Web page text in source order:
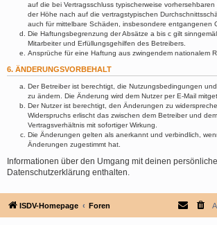
auf die bei Vertragsschluss typischerweise
der Höhe nach auf die vertragstypischen
auch für mittelbare Schäden, insbesondere entgangenen
Die Haftungsbegrenzung der Absätze a bis c gilt
Mitarbeiter und Erfüllungsgehilfen des Betreibers.
Ansprüche für eine Haftung aus zwingendem nationalem
6. ÄNDERUNGSVORBEHALT
Der Betreiber ist berechtigt, die Nutzungsbedingungen
zu ändern. Die Änderung wird dem Nutzer per E-Mail
Der Nutzer ist berechtigt, den Änderungen zu
Widerspruchs erlischt das zwischen dem Betreiber und
Vertragsverhältnis mit sofortiger Wirkung.
Die Änderungen gelten als anerkannt und verbindlich,
Änderungen zugestimmt hat.
Informationen über den Umgang mit deinen
Datenschutzerklärung enthalten.
ISDV-Homepage Foren